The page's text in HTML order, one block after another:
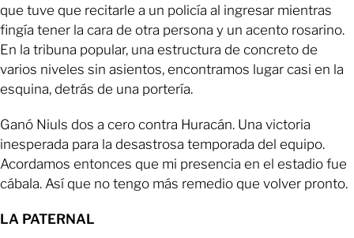
que tuve que recitarle a un policía al ingresar mientras
fingía tener la cara de otra persona y un acento rosarino.
En la tribuna popular, una estructura de concreto de
varios niveles sin asientos, encontramos lugar casi en la
esquina, detrás de una portería.
Ganó Niuls dos a cero contra Huracán. Una victoria
inesperada para la desastrosa temporada del equipo.
Acordamos entonces que mi presencia en el estadio fue
cábala. Así que no tengo más remedio que volver pronto.
LA PATERNAL